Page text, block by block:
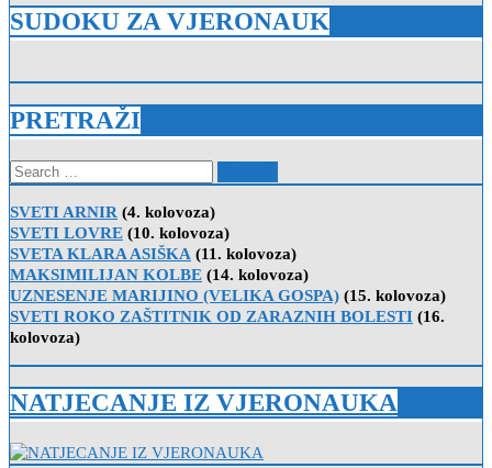
SUDOKU ZA VJERONAUK
PRETRAŽI
Search
for:
SVETI ARNIR (4. kolovoza)
SVETI LOVRE (10. kolovoza)
SVETA KLARA ASIŠKA (11. kolovoza)
MAKSIMILIJAN KOLBE (14. kolovoza)
UZNESENJE MARIJINO (VELIKA GOSPA) (15. kolovoza)
SVETI ROKO ZAŠTITNIK OD ZARAZNIH BOLESTI (16.
kolovoza)
NATJECANJE IZ VJERONAUKA